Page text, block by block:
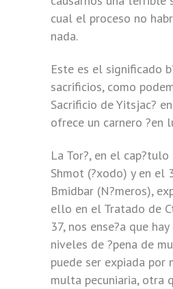
cual el proceso no
nada.
Este es el significado
sacrificios, como
Sacrificio de Yitsjac?
ofrece un carnero ?en
La Tor?, en el
Shmot (?xodo) y en el
Bmidbar (N?meros),
ello en el Tratado de
37, nos ense?a que
niveles de ?pena de
puede ser expiada por
multa pecuniaria, otra